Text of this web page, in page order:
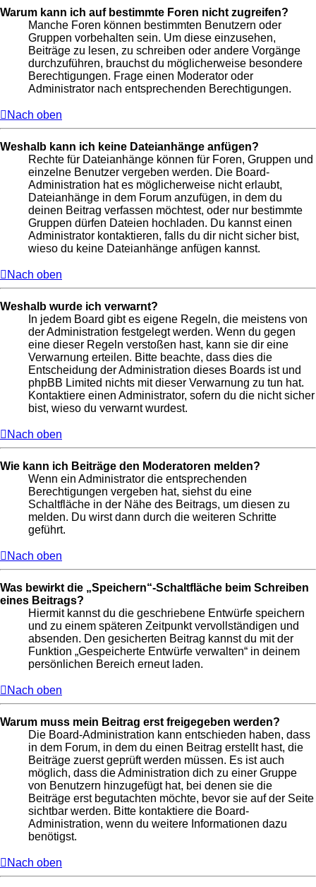
Warum kann ich auf bestimmte Foren nicht zugreifen?
Manche Foren können bestimmten Benutzern oder
Gruppen vorbehalten sein. Um diese einzusehen,
Beiträge zu lesen, zu schreiben oder andere Vorgänge
durchzuführen, brauchst du möglicherweise besondere
Berechtigungen. Frage einen Moderator oder
Administrator nach entsprechenden Berechtigungen.
Nach oben
Weshalb kann ich keine Dateianhänge anfügen?
Rechte für Dateianhänge können für Foren, Gruppen und
einzelne Benutzer vergeben werden. Die Board-
Administration hat es möglicherweise nicht erlaubt,
Dateianhänge in dem Forum anzufügen, in dem du
deinen Beitrag verfassen möchtest, oder nur bestimmte
Gruppen dürfen Dateien hochladen. Du kannst einen
Administrator kontaktieren, falls du dir nicht sicher bist,
wieso du keine Dateianhänge anfügen kannst.
Nach oben
Weshalb wurde ich verwarnt?
In jedem Board gibt es eigene Regeln, die meistens von
der Administration festgelegt werden. Wenn du gegen
eine dieser Regeln verstoßen hast, kann sie dir eine
Verwarnung erteilen. Bitte beachte, dass dies die
Entscheidung der Administration dieses Boards ist und
phpBB Limited nichts mit dieser Verwarnung zu tun hat.
Kontaktiere einen Administrator, sofern du die nicht sicher
bist, wieso du verwarnt wurdest.
Nach oben
Wie kann ich Beiträge den Moderatoren melden?
Wenn ein Administrator die entsprechenden
Berechtigungen vergeben hat, siehst du eine
Schaltfläche in der Nähe des Beitrags, um diesen zu
melden. Du wirst dann durch die weiteren Schritte
geführt.
Nach oben
Was bewirkt die „Speichern“-Schaltfläche beim Schreiben
eines Beitrags?
Hiermit kannst du die geschriebene Entwürfe speichern
und zu einem späteren Zeitpunkt vervollständigen und
absenden. Den gesicherten Beitrag kannst du mit der
Funktion „Gespeicherte Entwürfe verwalten“ in deinem
persönlichen Bereich erneut laden.
Nach oben
Warum muss mein Beitrag erst freigegeben werden?
Die Board-Administration kann entschieden haben, dass
in dem Forum, in dem du einen Beitrag erstellt hast, die
Beiträge zuerst geprüft werden müssen. Es ist auch
möglich, dass die Administration dich zu einer Gruppe
von Benutzern hinzugefügt hat, bei denen sie die
Beiträge erst begutachten möchte, bevor sie auf der Seite
sichtbar werden. Bitte kontaktiere die Board-
Administration, wenn du weitere Informationen dazu
benötigst.
Nach oben